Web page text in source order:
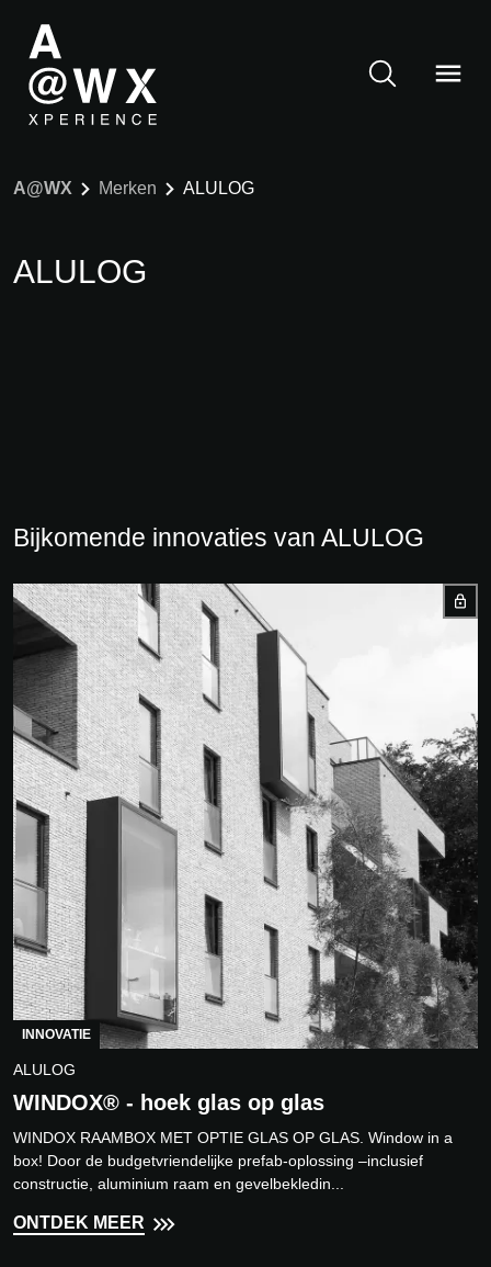
A@WX Merken ALULOG
ALULOG
Bijkomende innovaties van ALULOG
INNOVATIE
ALULOG
WINDOX® - hoek glas op glas
WINDOX RAAMBOX MET OPTIE GLAS OP GLAS. Window in a
box! Door de budgetvriendelijke prefab-oplossing –inclusief
constructie, aluminium raam en gevelbekledin...
ONTDEK MEER